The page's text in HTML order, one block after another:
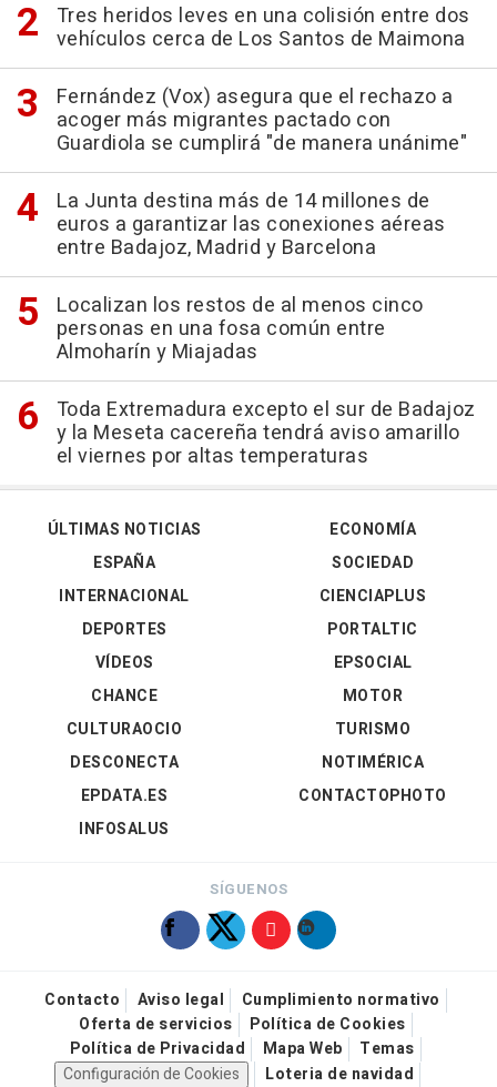
Tres heridos leves en una colisión entre dos
vehículos cerca de Los Santos de Maimona
Fernández (Vox) asegura que el rechazo a
acoger más migrantes pactado con
Guardiola se cumplirá "de manera unánime"
La Junta destina más de 14 millones de
euros a garantizar las conexiones aéreas
entre Badajoz, Madrid y Barcelona
Localizan los restos de al menos cinco
personas en una fosa común entre
Almoharín y Miajadas
Toda Extremadura excepto el sur de Badajoz
y la Meseta cacereña tendrá aviso amarillo
el viernes por altas temperaturas
ÚLTIMAS NOTICIAS
ESPAÑA
INTERNACIONAL
DEPORTES
VÍDEOS
ECONOMÍA
SOCIEDAD
CIENCIAPLUS
PORTALTIC
EPSOCIAL
CHANCE
CULTURAOCIO
DESCONECTA
EPDATA.ES
INFOSALUS
MOTOR
TURISMO
NOTIMÉRICA
CONTACTOPHOTO
SÍGUENOS
Contacto Aviso legal
Cumplimiento normativo
Oferta de servicios
Política de Cookies
Política de Privacidad
Mapa Web
Temas
Configuración de Cookies
Loteria de navidad